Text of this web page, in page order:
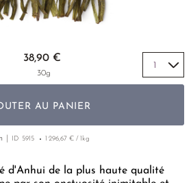
VERT
XIAN
d'Anhui de la plus haute qualité
38,90 €
30g
AU PANIER
ID 5915 1 296,67 € / 1kg